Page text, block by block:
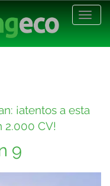
¡atentos a esta
2.000 CV!
9